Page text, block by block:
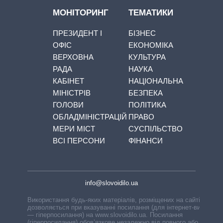
МОНІТОРИНГ
ПРЕЗИДЕНТ І
ОФІС
ВЕРХОВНА
РАДА
КАБІНЕТ
МІНІСТРІВ
ГОЛОВИ
ОБЛАДМІНІСТРАЦІЙ
МЕРИ МІСТ
ВСІ ПЕРСОНИ
ТЕМАТИКИ
БІЗНЕС
ЕКОНОМІКА
КУЛЬТУРА
НАУКА
НАЦІОНАЛЬНА
БЕЗПЕКА
ПОЛІТИКА
ПРАВО
СУСПІЛЬСТВО
ФІНАНСИ
info@slovoidilo.ua
Використання будь-яких матеріалів, розміщених на сайті,
дозволяється при вказуванні посилання (для інтернет-видань
— гіперпосилання) на www.slovoidilo.ua. Посилання